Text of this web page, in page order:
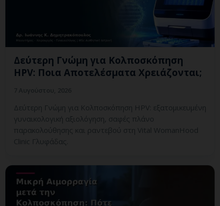
Δεύτερη Γνώμη για Κολποσκόπηση
HPV: Ποια Αποτελέσματα Χρειάζονται;
Δεύτερη Γνώμη για Κολποσκόπηση HPV: εξατομικευμένη
γυναικολογική αξιολόγηση, σαφές πλάνο
παρακολούθησης και ραντεβού στη Vital WomanHood
Clinic Γλυφάδας.